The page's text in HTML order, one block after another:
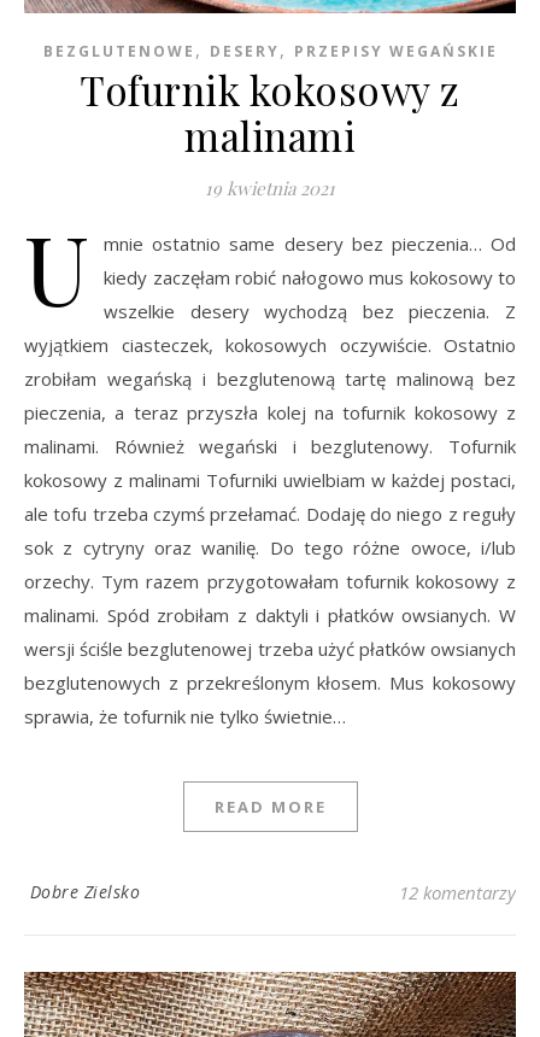
BEZGLUTENOWE , DESERY, PRZEPISY WEGAŃSKIE
Tofurnik kokosowy z
malinami
19 kwietnia 2021
U
mnie ostatnio same desery bez pieczenia… Od
kiedy zaczęłam robić nałogowo mus kokosowy to
wszelkie desery wychodzą bez pieczenia. Z
wyjątkiem ciasteczek, kokosowych oczywiście. Ostatnio
zrobiłam wegańską i bezglutenową tartę malinową bez
pieczenia, a teraz przyszła kolej na tofurnik kokosowy z
malinami. Również wegański i bezglutenowy. Tofurnik
kokosowy z malinami Tofurniki uwielbiam w każdej postaci,
ale tofu trzeba czymś przełamać. Dodaję do niego z reguły
sok z cytryny oraz wanilię. Do tego różne owoce, i/lub
orzechy. Tym razem przygotowałam tofurnik kokosowy z
malinami. Spód zrobiłam z daktyli i płatków owsianych. W
wersji ściśle bezglutenowej trzeba użyć płatków owsianych
bezglutenowych z przekreślonym kłosem. Mus kokosowy
sprawia, że tofurnik nie tylko świetnie…
READ MORE
Dobre Zielsko 12 komentarzy